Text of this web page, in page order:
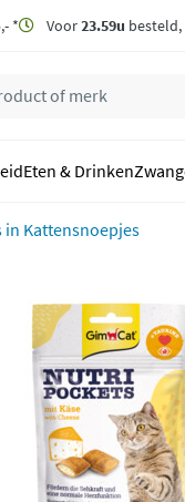
* Voor23.59u besteld,
Eten & Drinken
Kattensnoepjes